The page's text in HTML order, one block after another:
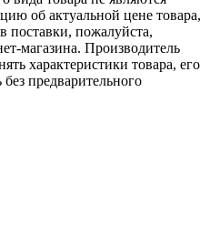
об актуальной цене товара,
поставки, пожалуйста,
магазина. Производитель
характеристики товара, его
предварительного